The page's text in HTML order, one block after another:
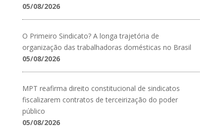
05/08/2026
O Primeiro Sindicato? A longa trajetória de
organização das trabalhadoras domésticas no Brasil
05/08/2026
MPT reafirma direito constitucional de sindicatos
fiscalizarem contratos de terceirização do poder
público
05/08/2026